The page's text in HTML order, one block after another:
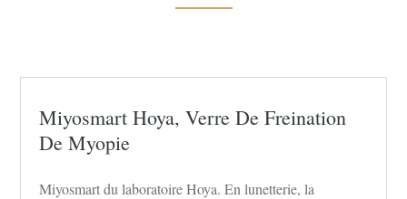
Miyosmart Hoya, Verre De Freination
De Myopie
Miyosmart du laboratoire Hoya. En lunetterie, la